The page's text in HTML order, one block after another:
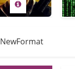
NewFormat